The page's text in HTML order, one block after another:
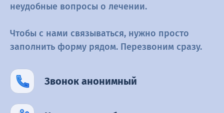
неудобные вопросы о лечении.
Чтобы с нами связываться, нужно просто
заполнить форму рядом. Перезвоним сразу.
Звонок анонимный